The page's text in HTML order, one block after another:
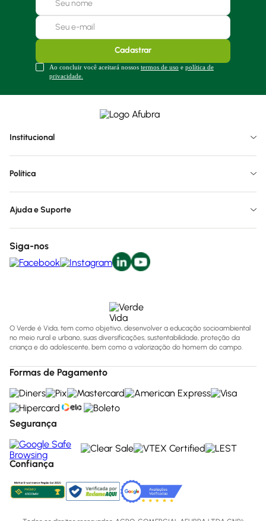
Cadastrar
Ao concluir você aceitará nossos termos de uso e política de
privacidade.
Institucional
Política
Ajuda e Suporte
Siga-nos
O Verde é Vida, tem como objetivo, desenvolver a educação socioambiental
no meio rural e urbano, suas diversificações, sustentabilidade, proteção da
criança e do adolescente, bem como a valorização do homem do campo.
Formas de Pagamento
Segurança
Confiança